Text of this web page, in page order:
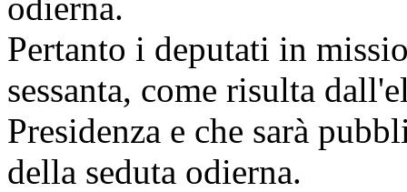
Pertanto i deputati in
sessanta, come risulta
Presidenza e che sarà
della seduta odierna.